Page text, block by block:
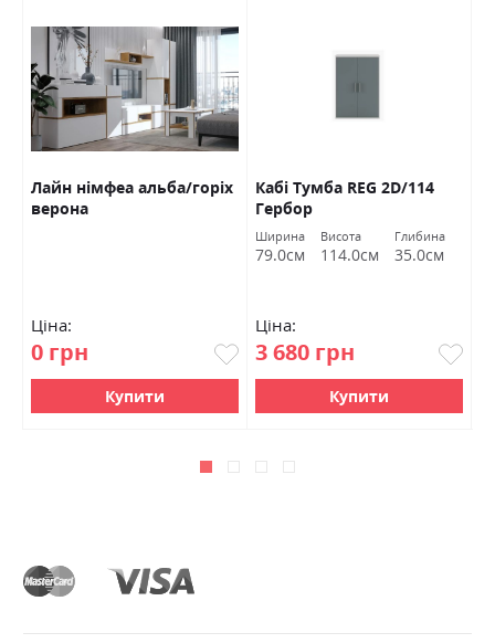
Лайн німфеа альба/горіх
верона
Ціна:
0 грн
Купити
Кабі Тумба REG 2D/114
Гербор
Ширина
79.0см
Висота
114.0см
Глибина
35.0см
Ціна:
3 680 грн
Купити